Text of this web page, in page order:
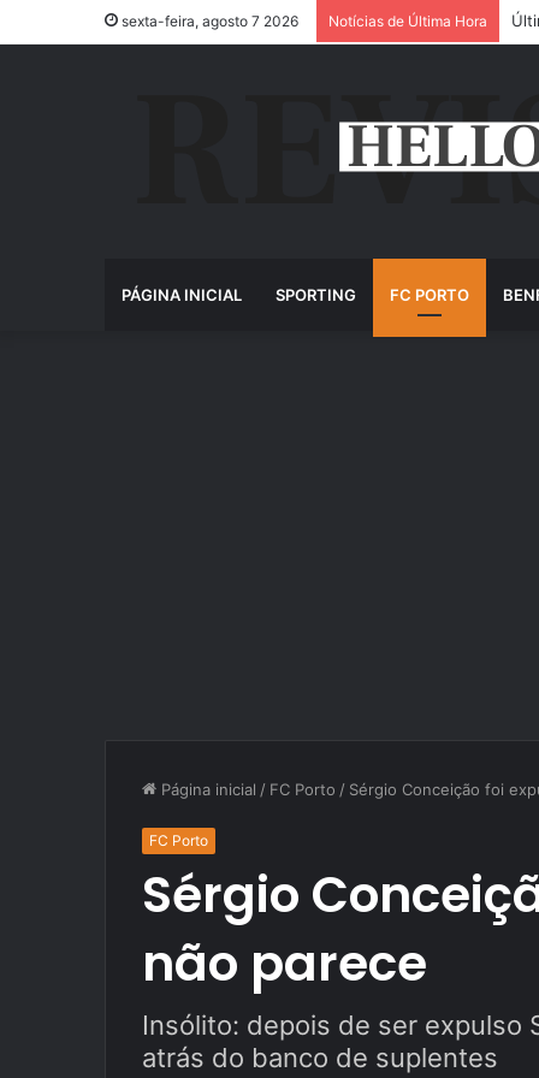
sexta-feira, agosto 7 2026 Notícias de Última Hora
PÁGINA INICIAL SPORTING FC PORTO
Página inicial / FC Porto / Sérgio Conceição foi
FC Porto
Sérgio
não parece
Insólito: depois de ser expulso
atrás do banco de suplentes